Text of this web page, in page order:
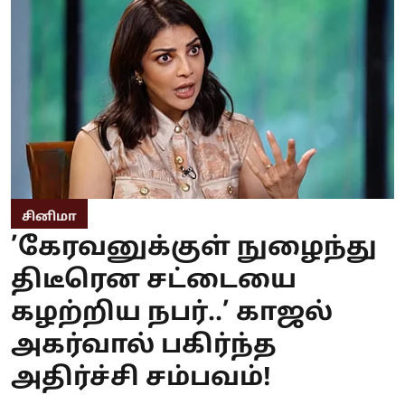
சினிமா
’கேரவனுக்குள் நுழைந்து
திடீரென சட்டையை
கழற்றிய நபர்..’ காஜல்
அகர்வால் பகிர்ந்த
அதிர்ச்சி சம்பவம்!